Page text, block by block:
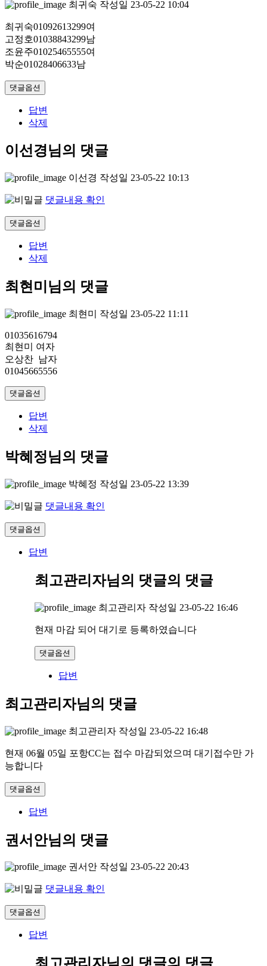
최귀숙 작성일 23-05-22 10:04
최귀숙01092613299여
고정호01038843299남
조윤주01025465555여
박순01028406633남
댓글옵션
답변
삭제
이선경님의 댓글
이선경 작성일 23-05-22 10:13
댓글내용 확인
댓글옵션
답변
삭제
최현미님의 댓글
최현미 작성일 23-05-22 11:11
01035616794
최현미 여자
오상찬 남자
01045665556
댓글옵션
답변
삭제
박혜정님의 댓글
박혜정 작성일 23-05-22 13:39
댓글내용 확인
댓글옵션
답변
최고관리자님의 댓글의 댓글
최고관리자 작성일 23-05-22 16:46
현재 마감 되어 대기로 등록하였습니다
댓글옵션
답변
최고관리자님의 댓글
최고관리자 작성일 23-05-22 16:48
현재 06월 05일 포항CC는 접수 마감되었으며 대기접수만 가
능합니다
댓글옵션
답변
권서안님의 댓글
권서안 작성일 23-05-22 20:43
댓글내용 확인
댓글옵션
답변